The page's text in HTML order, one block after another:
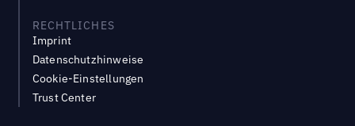
RECHTLICHES
Imprint
Datenschutzhinweise
Cookie-Einstellungen
Trust Center